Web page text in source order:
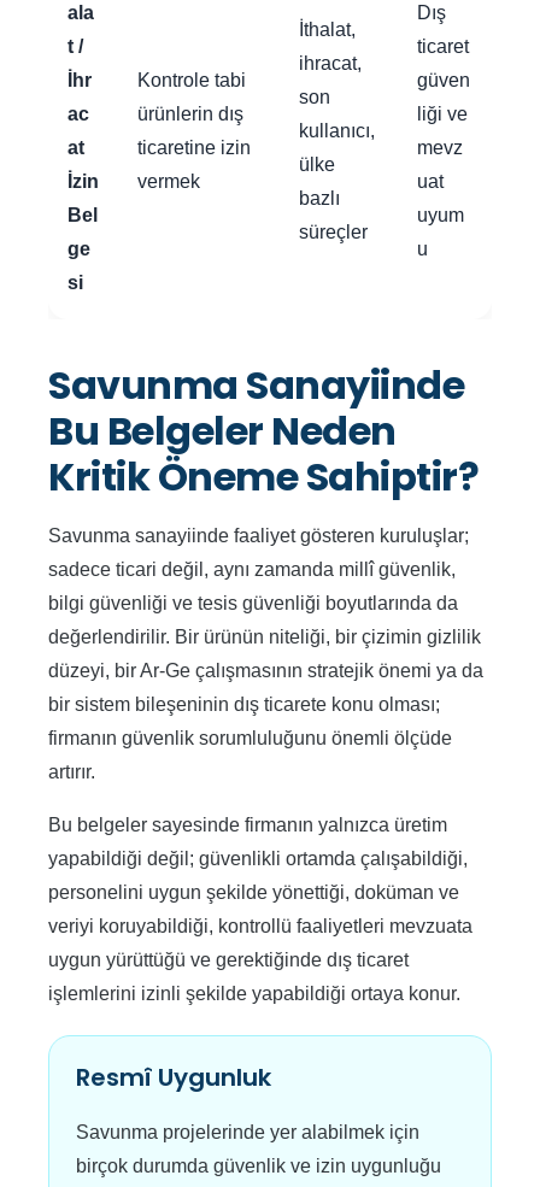
ala
t /
İhr
ac
at
İzin
Bel
ge
si
Kontrole tabi
ürünlerin dış
ticaretine izin
vermek
İthalat,
ihracat,
son
kullanıcı,
ülke
bazlı
süreçler
Dış
ticaret
güven
liği ve
mevz
uat
uyum
u
Savunma Sanayiinde
Bu Belgeler Neden
Kritik Öneme Sahiptir?
Savunma sanayiinde faaliyet gösteren kuruluşlar;
sadece ticari değil, aynı zamanda millî güvenlik,
bilgi güvenliği ve tesis güvenliği boyutlarında da
değerlendirilir. Bir ürünün niteliği, bir çizimin gizlilik
düzeyi, bir Ar-Ge çalışmasının stratejik önemi ya da
bir sistem bileşeninin dış ticarete konu olması;
firmanın güvenlik sorumluluğunu önemli ölçüde
artırır.
Bu belgeler sayesinde firmanın yalnızca üretim
yapabildiği değil; güvenlikli ortamda çalışabildiği,
personelini uygun şekilde yönettiği, doküman ve
veriyi koruyabildiği, kontrollü faaliyetleri mevzuata
uygun yürüttüğü ve gerektiğinde dış ticaret
işlemlerini izinli şekilde yapabildiği ortaya konur.
Resmî Uygunluk
Savunma projelerinde yer alabilmek için
birçok durumda güvenlik ve izin uygunluğu